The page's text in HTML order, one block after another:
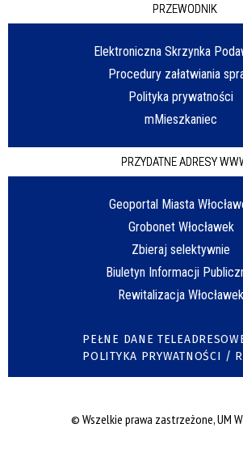
PRZEWODNIK
Elektroniczna Skrzynka
Procedury załatwiania
Polityka prywatności
mMieszkaniec
PRZYDATNE ADRESY
Geoportal Miasta
Grobonet Włocławek
Zbieraj selektywnie
Biuletyn Informacji
Rewitalizacja Włocławek
PEŁNE DANE
POLITYKA PRYWATNOŚCI /
© Wszelkie prawa zastrzeżone, UM